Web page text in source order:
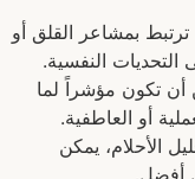
بمشاعر القلق أو
النفسية.
أن تكون مؤشراً لما
أو العاطفية.
الأحلام، يمكن
أفضل.